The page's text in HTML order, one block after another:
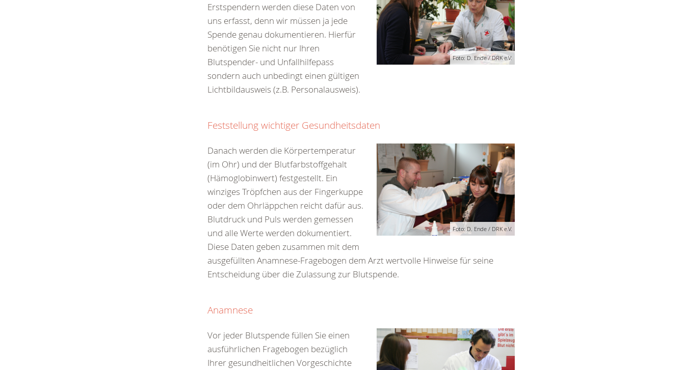
Foto: D. Ende / DRK e.V.
Erstspendern werden diese Daten von
uns erfasst, denn wir müssen ja jede
Spende genau dokumentieren. Hierfür
benötigen Sie nicht nur Ihren
Blutspender- und Unfallhilfepass
sondern auch unbedingt einen gültigen
Lichtbildausweis (z.B. Personalausweis).
Feststellung wichtiger Gesundheitsdaten
Foto: D. Ende / DRK e.V.
Danach werden die Körpertemperatur
(im Ohr) und der Blutfarbstoffgehalt
(Hämoglobinwert) festgestellt. Ein
winziges Tröpfchen aus der Fingerkuppe
oder dem Ohrläppchen reicht dafür aus.
Blutdruck und Puls werden gemessen
und alle Werte werden dokumentiert.
Diese Daten geben zusammen mit dem
ausgefüllten Anamnese-Fragebogen dem Arzt wertvolle Hinweise für seine
Entscheidung über die Zulassung zur Blutspende.
Anamnese
Vor jeder Blutspende füllen Sie einen
ausführlichen Fragebogen bezüglich
Ihrer gesundheitlichen Vorgeschichte